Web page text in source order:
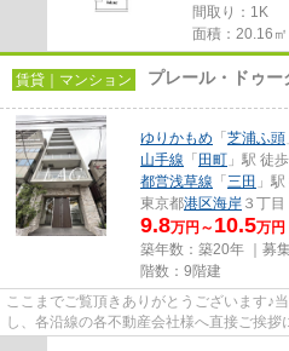
間取り：1K
面積：20.16㎡
賃貸｜マンション プレール・ドゥ
ゆりかもめ 「 芝浦ふ頭
山手線 「 田町 」駅 徒
都営浅草線 「 三田 」
東京都港区海岸 ３丁目
9.8万円～ 10.5万円
築年数：築20年 ｜募
階数：9階建
ここまでご覧頂きありがとうございます♪
し、各沿線の各不動産会社様へ直接ご挨